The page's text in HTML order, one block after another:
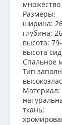
множество
Размеры:
ширина:
глубина:
высота:
высота
Спальное
Тип
Материал:
ткань;